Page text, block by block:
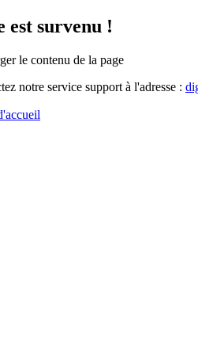
est survenu !
le contenu de la page
notre service support à l'adresse :